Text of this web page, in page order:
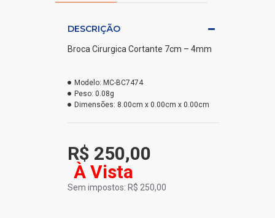
DESCRIÇÃO
Broca Cirurgica Cortante 7cm – 4mm
Modelo: MC-BC7474
Peso: 0.08g
Dimensões: 8.00cm x 0.00cm x 0.00cm
R$ 250,00
À Vista
Sem impostos: R$ 250,00